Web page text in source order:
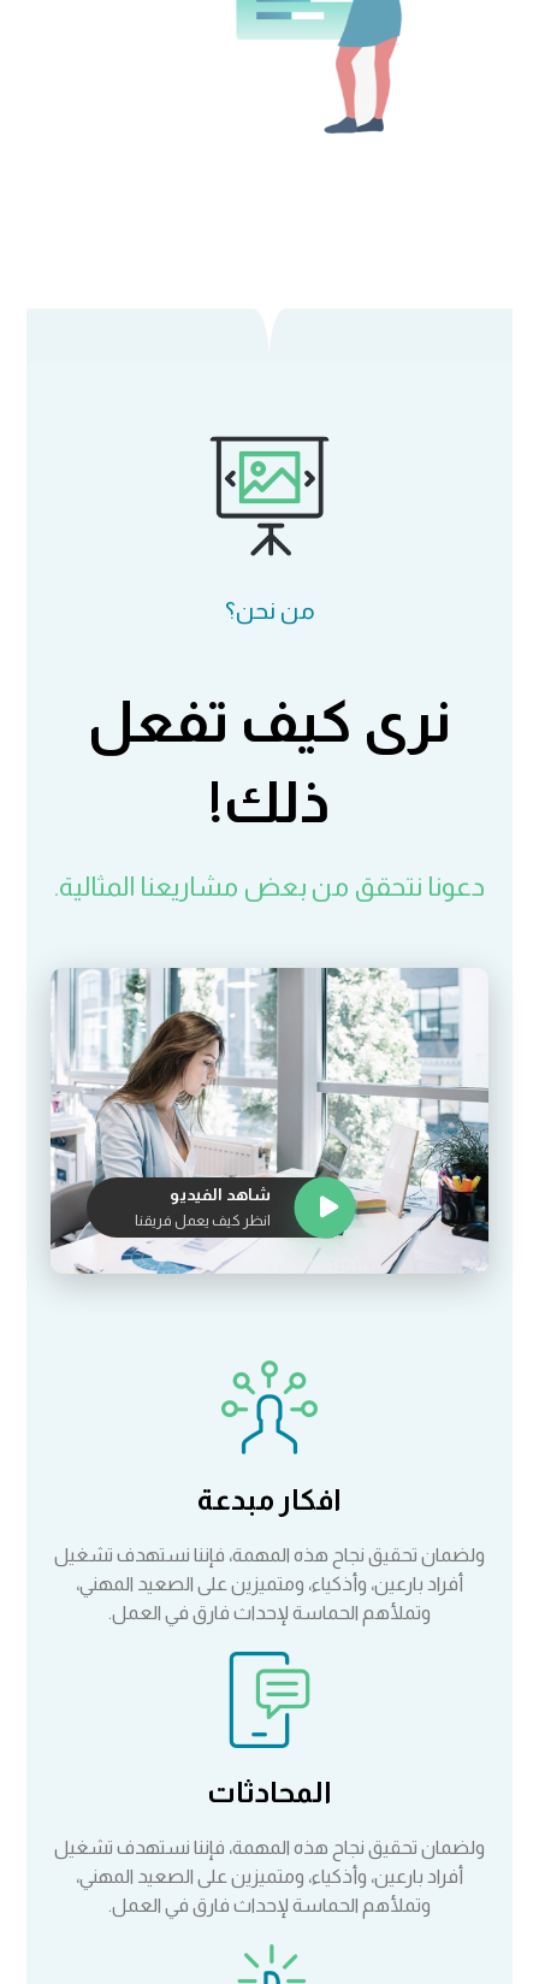
من نحن؟
نرى كيف تفعل
ذلك!
دعونا نتحقق من بعض مشاريعنا المثالية.
شاهد الفيديو
انظر كيف يعمل فريقنا
افكار مبدعة
ولضمان تحقيق نجاح هذه المهمة، فإننا نستهدف تشغيل
أفراد بارعين، وأذكياء، ومتميزين على الصعيد المهني،
وتملأهم الحماسة لإحداث فارق في العمل.
المحادثات
ولضمان تحقيق نجاح هذه المهمة، فإننا نستهدف تشغيل
أفراد بارعين، وأذكياء، ومتميزين على الصعيد المهني،
وتملأهم الحماسة لإحداث فارق في العمل.